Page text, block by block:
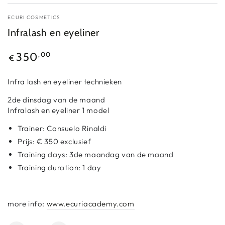
ECURI COSMETICS
Infralash en eyeliner
Reguliere
€ 350,00
Infra lash en eyeliner technieken
2de dinsdag van de maand
Infralash en eyeliner 1 model
Trainer: Consuelo Rinaldi
Prijs: € 350 exclusief
Training days: 3de maandag van de maand
Training duration: 1 day
more info: www.ecuriacademy.com